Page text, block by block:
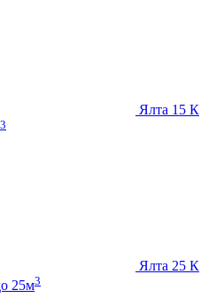
Ялта 15 К
3
Ялта 25 К
25м3